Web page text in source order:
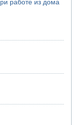
Ливана
работе из дома